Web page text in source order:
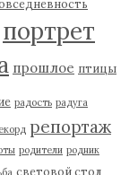
портрет
прошлое птицы
радость радуга
репортаж
родители родник
световой стол